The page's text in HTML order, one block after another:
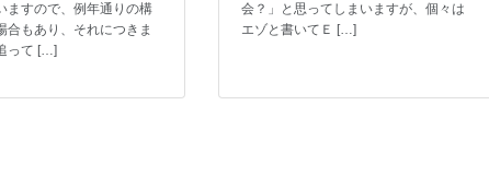
ますので、例年通りの構
合もあり、それにつきま
って […]
会？」と思ってしまいますが、個々は
エゾと書いてＥ […]